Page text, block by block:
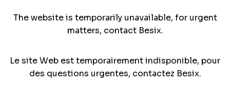
The website is temporarily unavailable, for urgent
matters, contact Besix.
Le site Web est temporairement indisponible, pour
des questions urgentes, contactez Besix.